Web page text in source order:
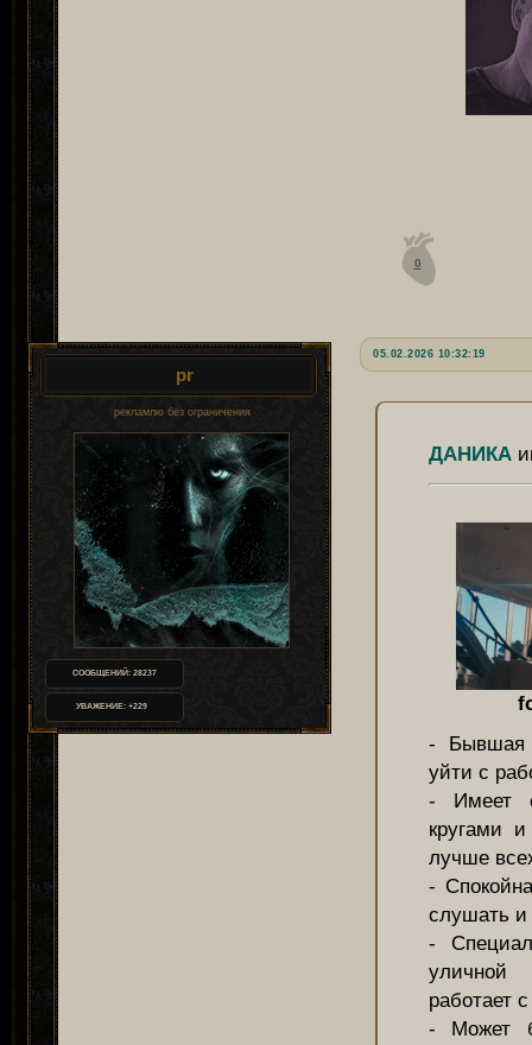
0
05.02.2026 10:32:19
pr
рекламлю без ограничения
СООБЩЕНИЙ: 28237
УВАЖЕНИЕ: +229
ДАНИКА
- Бывшая
уйти с
- Имеет
кругами
лучше
-
слушать и
-
работает
- Может